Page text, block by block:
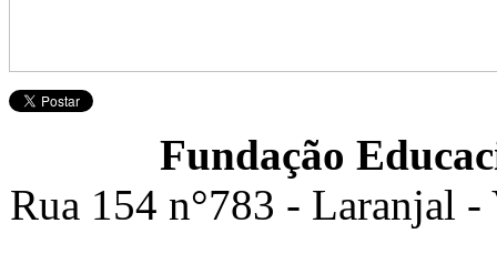
Fundação
Rua 154 n°783 - Laranjal